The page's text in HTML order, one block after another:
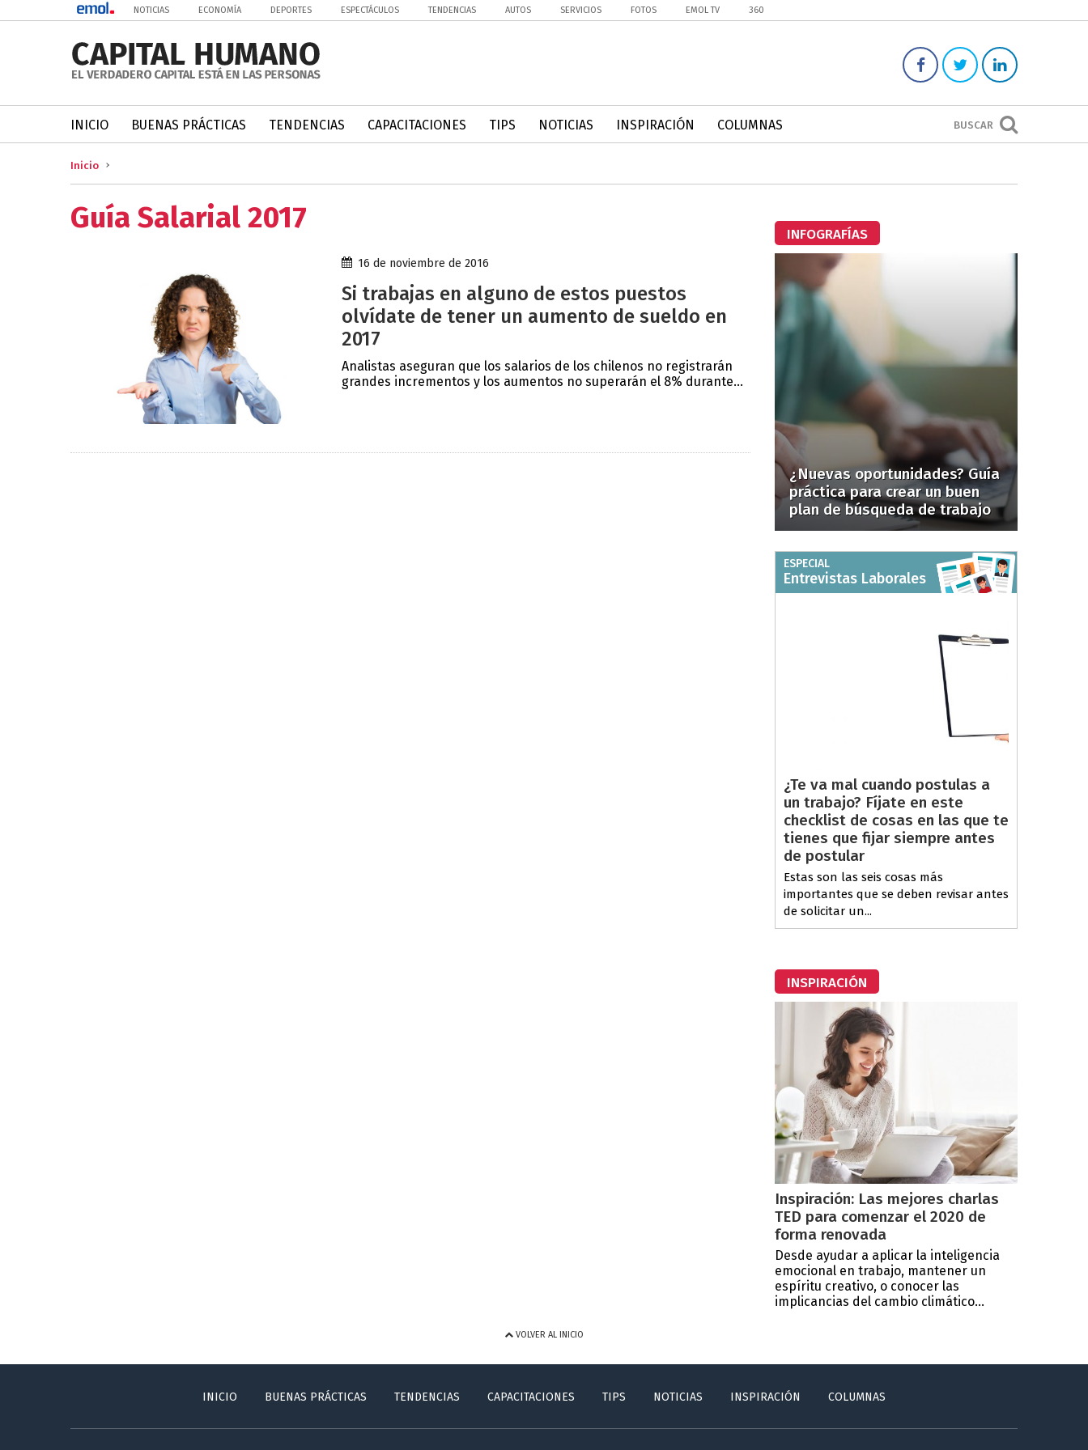
NOTICIAS ECONOMÍA DEPORTES ESPECTÁCULOS TENDENCIAS AUTOS SERVICIOS FOTOS EMOL TV 360
BUSCAR
INICIO BUENAS PRÁCTICAS TENDENCIAS CAPACITACIONES TIPS NOTICIAS INSPIRACIÓN COLUMNAS
Inicio
Guía Salarial 2017
16 de noviembre de 2016
Si trabajas en alguno de estos puestos
olvídate de tener un aumento de sueldo en
2017
Analistas aseguran que los salarios de los chilenos no registrarán
grandes incrementos y los aumentos no superarán el 8% durante...
INFOGRAFÍAS
¿Nuevas oportunidades? Guía
práctica para crear un buen
plan de búsqueda de trabajo
ESPECIAL
Entrevistas Laborales
¿Te va mal cuando postulas a
un trabajo? Fíjate en este
checklist de cosas en las que te
tienes que fijar siempre antes
de postular
Estas son las seis cosas más
importantes que se deben revisar antes
de solicitar un...
INSPIRACIÓN
Inspiración: Las mejores charlas
TED para comenzar el 2020 de
forma renovada
Desde ayudar a aplicar la inteligencia
emocional en trabajo, mantener un
espíritu creativo, o conocer las
implicancias del cambio climático...
VOLVER AL INICIO
INICIO BUENAS PRÁCTICAS TENDENCIAS CAPACITACIONES TIPS NOTICIAS INSPIRACIÓN COLUMNAS